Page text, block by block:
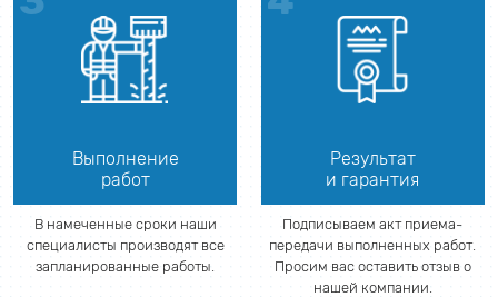
Выполнение
работ
В намеченные сроки наши
специалисты производят все
запланированные работы.
Результат
и гарантия
Подписываем акт приема-
передачи выполненных работ.
Просим вас оставить отзыв о
нашей компании.